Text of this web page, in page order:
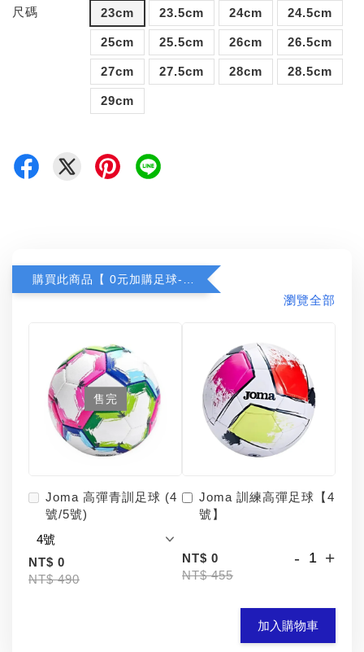
尺碼 23cm 23.5cm 24cm 24.5cm
25cm 25.5cm 26cm 26.5cm
27cm 27.5cm 28cm 28.5cm
29cm
瀏覽全部
售完
Joma 高彈青訓足球 (4
號/5號)
NT$ 0
NT$ 490
Joma 訓練高彈足球【4
號】
NT$ 0
NT$ 455
- +
加入購物車